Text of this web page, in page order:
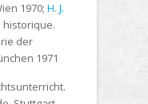
1970; H. J.
historique.
der
1971